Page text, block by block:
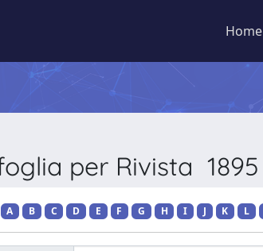
Home
per Rivista 1895
A B C D E F G H I J K L